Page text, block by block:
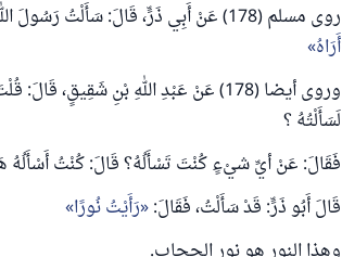
روى مسلم (178) عَنْ أَبِي ذَرٍّ، قَالَ: سَأَلْتُ رَسُولَ اللهِ صَلَّى اللهُ عَلَيْهِ وَسَلَّمَ، هَلْ رَأَيْتَ رَبَّكَ؟ قَالَ:
أَرَاهُ
وروى أيضا (178) عَنْ عَبْدِ اللهِ بْنِ
لَسَأَلْتُهُ ؟
فَقَالَ: عَنْ أيِّ شيْءٍ كُنْتَ تَسْأَلُهُ؟ قَالَ: كُنْتُ أَسْأَلُهُ
قَالَ أَبُو ذَرٍّ: قَدْ سَأَلْتُ، فَقَالَ: رَأَيْتُ نُورًا